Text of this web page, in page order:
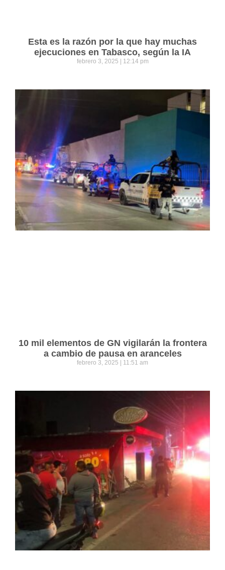
Esta es la razón por la que hay muchas
ejecuciones en Tabasco, según la IA
febrero 3, 2025 12:14 pm
10 mil elementos de GN vigilarán la frontera
a cambio de pausa en aranceles
febrero 3, 2025 11:51 am